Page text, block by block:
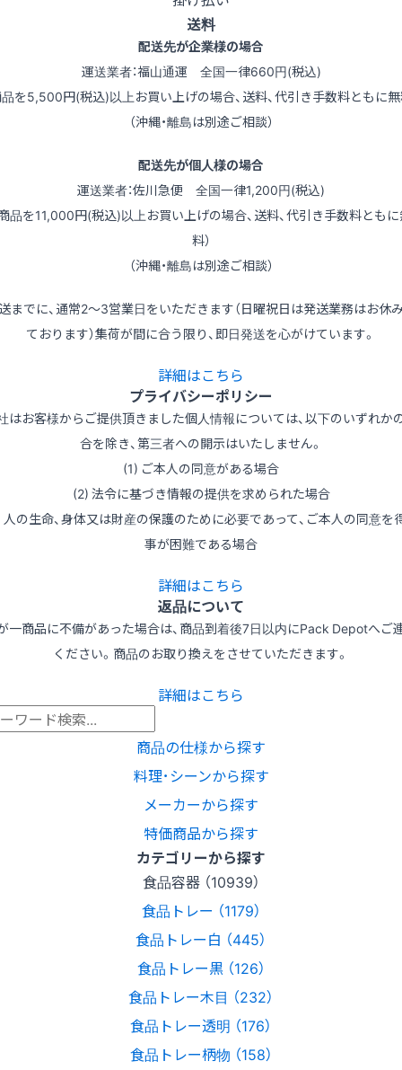
送料
配送先が企業様の場合
運送業者：福山通運 全国一律660円(税込)
品を5,500円(税込)以上お買い上げの場合、送料、代引き手数料ともに無
（沖縄・離島は別途ご相談）
配送先が個人様の場合
運送業者：佐川急便 全国一律1,200円(税込)
品を11,000円(税込)以上お買い上げの場合、送料、代引き手数料とも
料）
（沖縄・離島は別途ご相談）
までに、通常2～3営業日をいただきます（日曜祝日は発送業務はお休
ております）集荷が間に合う限り、即日発送を心がけています。
詳細はこちら
プライバシーポリシー
はお客様からご提供頂きました個人情報については、以下のいずれか
合を除き、第三者への開示はいたしません。
(1) ご本人の同意がある場合
(2) 法令に基づき情報の提供を求められた場合
の生命、身体又は財産の保護のために必要であって、ご本人の同意を
事が困難である場合
詳細はこちら
返品について
一商品に不備があった場合は、商品到着後7日以内にPack Depotへご
ください。商品のお取り換えをさせていただきます。
詳細はこちら
商品の仕様から探す
料理･シーンから探す
メーカーから探す
特価商品から探す
カテゴリーから探す
食品容器 （10939）
食品トレー （1179）
食品トレー白 （445）
食品トレー黒 （126）
食品トレー木目 （232）
食品トレー透明 （176）
食品トレー柄物 （158）